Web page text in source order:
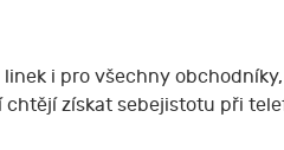
i pro všechny
získat sebejistotu při